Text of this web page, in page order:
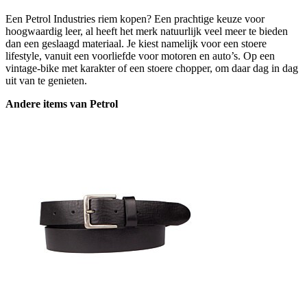
Een Petrol Industries riem kopen? Een prachtige keuze voor
hoogwaardig leer, al heeft het merk natuurlijk veel meer te bieden
dan een geslaagd materiaal. Je kiest namelijk voor een stoere
lifestyle, vanuit een voorliefde voor motoren en auto’s. Op een
vintage-bike met karakter of een stoere chopper, om daar dag in dag
uit van te genieten.
Andere items van Petrol